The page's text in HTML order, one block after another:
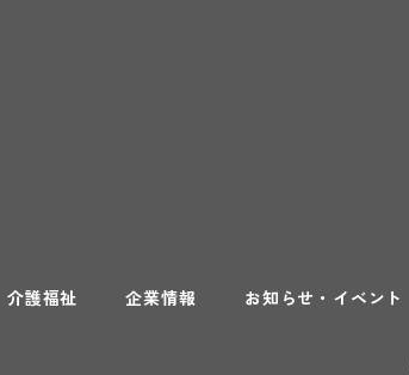
介護福祉 企業情報 お知らせ・イベント